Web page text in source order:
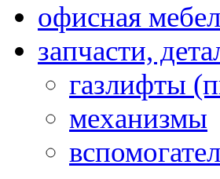
офисная
запчасти,
газлифты
механизмы